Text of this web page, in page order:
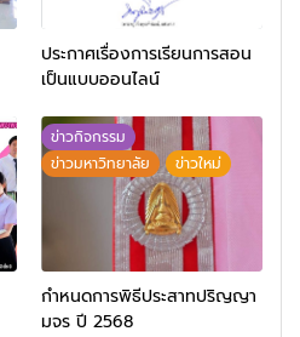
ประกาศเรื่องการเรียนการสอน
เป็นแบบออนไลน์
ข่าวกิจกรรม
ข่าวมหาวิทยาลัย
ข่าวใหม่
กำหนดการพิธีประสาทปริญญา
มจร ปี 2568